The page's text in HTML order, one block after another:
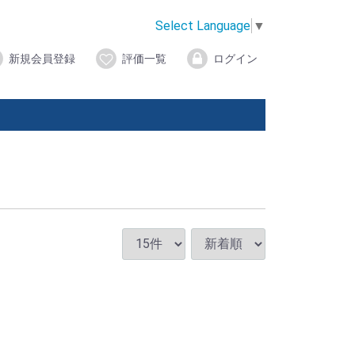
Select Language ▼
新規会員登録 評価一覧 ログイン